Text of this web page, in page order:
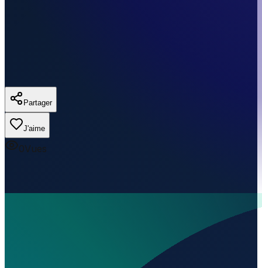
Partager
J'aime
0Vues